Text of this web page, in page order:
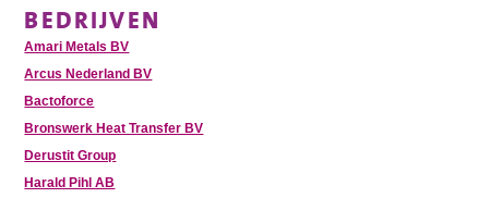
BEDRIJVEN
Amari Metals BV
Arcus Nederland BV
Bactoforce
Bronswerk Heat Transfer BV
Derustit Group
Harald Pihl AB